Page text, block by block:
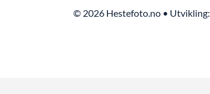
© 2026 Hestefoto.no • Utvikling: